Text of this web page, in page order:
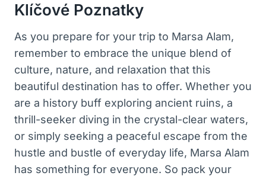
Klíčové Poznatky
As you prepare for your trip to Marsa Alam,
remember to embrace the unique blend of
culture, nature, and relaxation that this
beautiful destination has to offer. Whether you
are a history buff exploring ancient ruins, a
thrill-seeker diving in the crystal-clear waters,
or simply seeking a peaceful escape from the
hustle and bustle of everyday life, Marsa Alam
has something for everyone. So pack your